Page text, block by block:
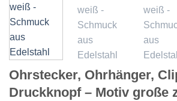
Ohrstecker, Ohrhänger,
Druckknopf – Motiv große